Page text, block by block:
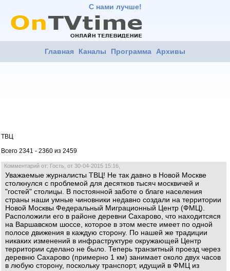
С нами лучше!
Главная Каналы Программа Архивы
ТВЦ
Всего 2341 - 2360 из 2459
Комментарий от: Гость, от 30-04-2015 15:16,
Уважаемые журналисты ТВЦ! Не так давно в Новой Москве
столкнулся с проблемой для десятков тысяч москвичей и
"гостей" столицы. В постоянной заботе о благе населения
страны наши умные чиновники недавно создали на территории
Новой Москвы Федеральный Миграционный Центр (ФМЦ).
Расположили его в районе деревни Сахарово, что находитсяся
на Варшавском шоссе, которое в этом месте имеет по одной
полосе движения в каждую сторону. По нашей же традиции
никаких изменений в инфраструктуре окружающей Центр
территории сделано не было. Теперь транзитный проезд через
деревню Сахарово (примерно 1 км) занимает около двух часов
в любую сторону, поскольку транспорт, идущий в ФМЦ из